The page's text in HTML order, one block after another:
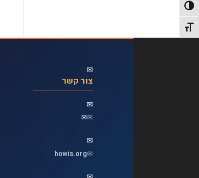
הפעל/כבה ניגודיות גבוהה
מתג גודל גופן
✉
צור קשר
✉
✉
✉
✉
✉
howis.org